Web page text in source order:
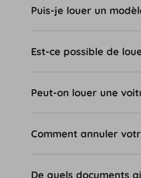
Puis-je louer un
Est-ce possible de
Peut-on louer une
Comment annuler
De quels documents